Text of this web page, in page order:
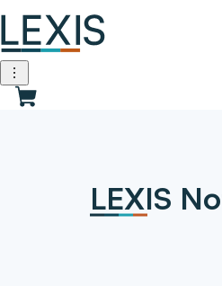
LEXIS